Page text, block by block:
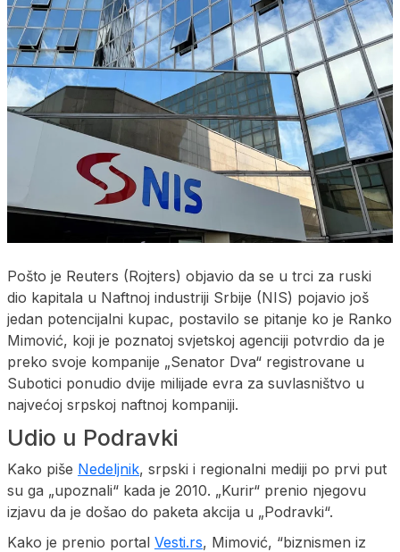
Pošto je Reuters (Rojters) objavio da se u trci za ruski
dio kapitala u Naftnoj industriji Srbije (NIS) pojavio još
jedan potencijalni kupac, postavilo se pitanje ko je Ranko
Mimović, koji je poznatoj svjetskoj agenciji potvrdio da je
preko svoje kompanije „Senator Dva“ registrovane u
Subotici ponudio dvije milijade evra za suvlasništvo u
najvećoj srpskoj naftnoj kompaniji.
Udio u Podravki
Kako piše Nedeljnik, srpski i regionalni mediji po prvi put
su ga „upoznali“ kada je 2010. „Kurir“ prenio njegovu
izjavu da je došao do paketa akcija u „Podravki“.
Kako je prenio portal Vesti.rs, Mimović, “biznismen iz